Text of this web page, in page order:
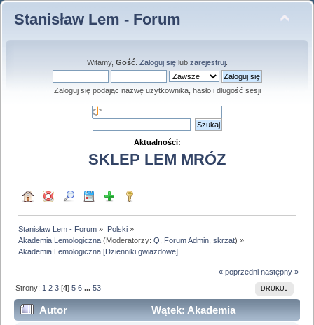
Stanisław Lem - Forum
Witamy, Gość. Zaloguj sięlub zarejestruj.
Zaloguj się podając nazwę użytkownika, hasło i długość sesji
Aktualności:
SKLEP LEM MRÓZ
Stanisław Lem - Forum » Polski»
Akademia Lemologiczna (Moderatorzy:Q Forum Admin ,skrzat) »
Akademia Lemologiczna [Dzienniki gwiazdowe]
« poprzedni następny »
DRUKUJ
Strony: 1 2 3 [4]5 6 ...53
Autor
Wątek: Akademia